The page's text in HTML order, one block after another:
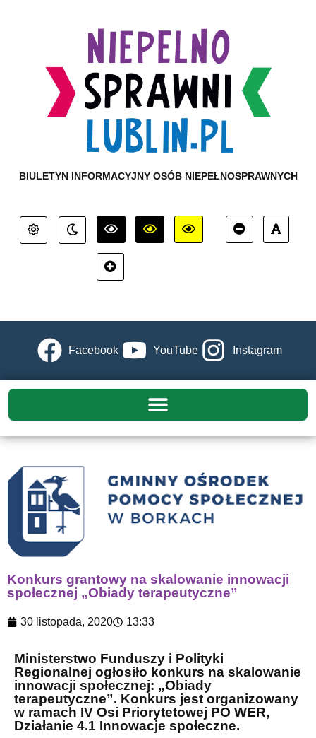
BIULETYN INFORMACYJNY OSÓB NIEPEŁNOSPRAWNYCH
Facebook YouTube Instagram
Konkurs grantowy na skalowanie innowacji
społecznej „Obiady terapeutyczne”
30 listopada, 2020 13:33
Ministerstwo Funduszy i Polityki
Regionalnej ogłosiło konkurs na skalowanie
innowacji społecznej: „Obiady
terapeutyczne”. Konkurs jest organizowany
w ramach IV Osi Priorytetowej PO WER,
Działanie 4.1 Innowacje społeczne.